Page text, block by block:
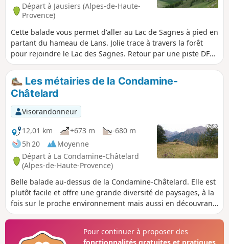
Départ à Jausiers (Alpes-de-Haute-
Provence)
Cette balade vous permet d'aller au Lac de Sagnes à pied en
partant du hameau de Lans. Jolie trace à travers la forêt
pour rejoindre le Lac des Sagnes. Retour par une piste DFCI
pour faire une boucle.
Les métairies de la Condamine-
Châtelard
Visorandonneur
12,01 km
+673 m
-680 m
5h 20
Moyenne
Départ à La Condamine-Châtelard
(Alpes-de-Haute-Provence)
Belle balade au-dessus de la Condamine-Châtelard. Elle est
plutôt facile et offre une grande diversité de paysages, à la
fois sur le proche environnement mais aussi en découvrant
les alentours au fur et à mesure de la prise de hauteur et
parties et pour une balade d'environ 4h-4h30 c'est
Pour continuer à proposer des